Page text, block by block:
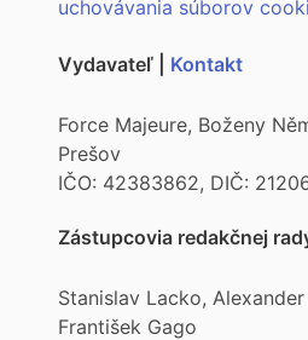
uchovávania súborov
Vydavateľ | Kontakt
Force Majeure, Boženy
Prešov
IČO: 42383862, DIČ:
Zástupcovia redakčnej
Stanislav Lacko, Alexander
František Gago